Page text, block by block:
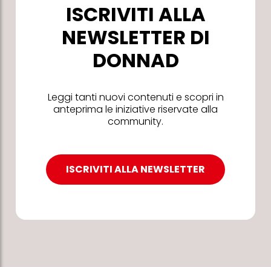
ISCRIVITI ALLA
NEWSLETTER DI
DONNAD
Leggi tanti nuovi contenuti e scopri in
anteprima le iniziative riservate alla
community.
ISCRIVITI ALLA NEWSLETTER